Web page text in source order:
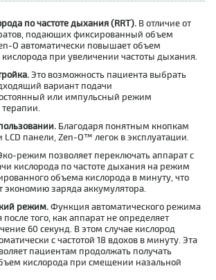
по частоте дыхания (RRT). В отличие от
подающих фиксированный объем
O автоматически повышает объем
при увеличении частоты дыхания.
Это возможность пациента выбрать
вариант подачи
или импульсный режим
Благодаря понятным кнопкам
LCD панели, Zen-O™ легок в эксплуатации.
режим позволяет переключать аппарат с
кислорода по частоте дыхания на режим
объема кислорода в минуту, что
экономию заряда аккумулятора.
режим.Функция автоматического режима
после того, как аппарат не определяет
60 секунд. В этом случае кислород
с частотой 18 вдохов в минуту. Эта
пациентам продолжать получать
кислорода при смещении назальной